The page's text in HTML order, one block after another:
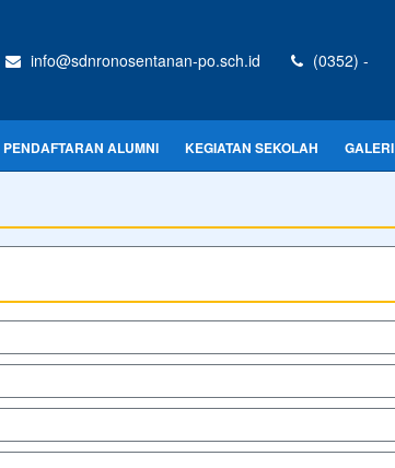
info@sdnronosentanan-po.sch.id (0352) -
PENDAFTARAN ALUMNI KEGIATAN SEKOLAH GALERI